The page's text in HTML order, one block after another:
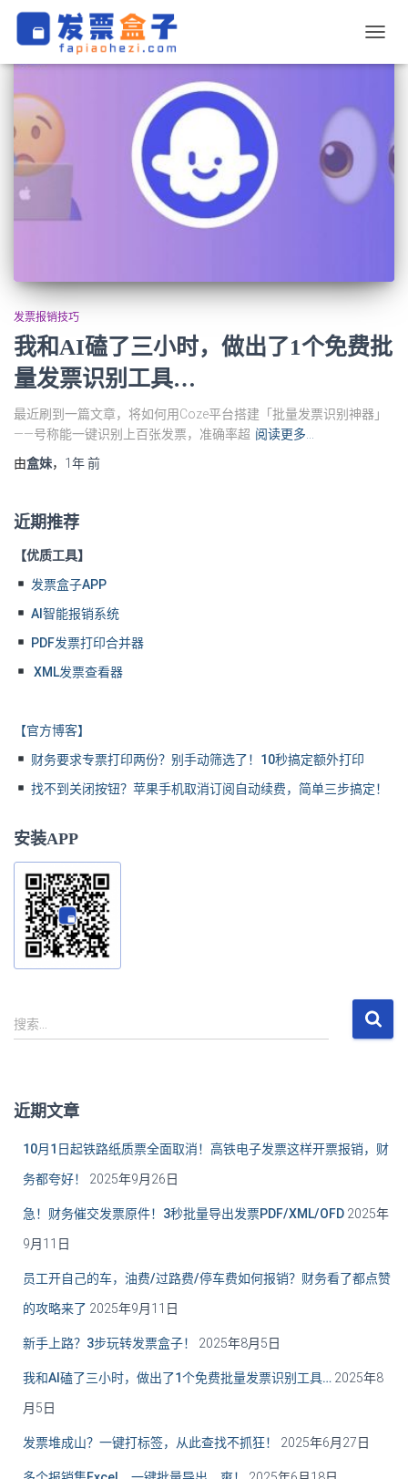
换
发票报销技巧
我和AI磕了三小时，做出了1个免费批
量发票识别工具…
最近刷到一篇文章，将如何用Coze平台搭建「批量发票识别神器」
——号称能一键识别上百张发票，准确率超 阅读更多…
由盒妹， 1年前
近期推荐
【优质工具】
发票盒子APP
AI智能报销系统
PDF发票打印合并器
XML发票查看器
【官方博客】
财务要求专票打印两份？别手动筛选了！10秒搞定额外打印
找不到关闭按钮？苹果手机取消订阅自动续费，简单三步搞定！
安装APP
搜
索
搜索…
近期文章
10月1日起铁路纸质票全面取消！高铁电子发票这样开票报销，财
务都夸好！ 2025年9月26日
急！财务催交发票原件！3秒批量导出发票PDF/XML/OFD 2025年
9月11日
员工开自己的车，油费/过路费/停车费如何报销？财务看了都点赞
的攻略来了 2025年9月11日
新手上路？3步玩转发票盒子！ 2025年8月5日
我和AI磕了三小时，做出了1个免费批量发票识别工具… 2025年8
月5日
发票堆成山？一键打标签，从此查找不抓狂！ 2025年6月27日